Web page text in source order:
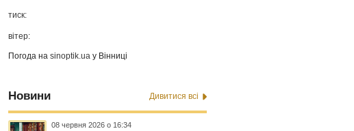
тиск:
вітер:
Погода наsinoptik.ua у Вінниці
Новини Дивитися всі
08 червня 2026 о 16:34